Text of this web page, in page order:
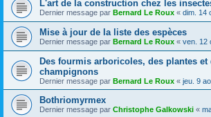
L'art de la construction chez les
Dernier message par Bernard Le Roux « dim. 14
Mise à jour de la liste des espèces
Dernier message par Bernard Le Roux « ven. 12
Des fourmis arboricoles, des plantes et
champignons
Dernier message par Bernard Le Roux « jeu. 9
Bothriomyrmex
Dernier message par Christophe Galkowski «